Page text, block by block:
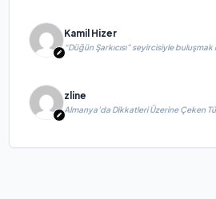
Kamil Hizer
“Düğün Şarkıcısı” seyircisiyle
zline
Almanya’da Dikkatleri Üzerine Çeken